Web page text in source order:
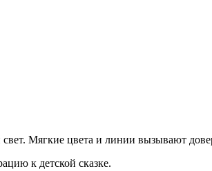
Мягкие цвета и линии вызывают
к детской сказке.